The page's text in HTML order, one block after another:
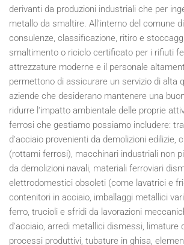
derivanti da produzioni industriali che per
metallo da smaltire. All'interno del comune
consulenze, classificazione, ritiro e
smaltimento o riciclo certificato per i rifiuti
attrezzature moderne e il personale
permettono di assicurare un servizio di alta
aziende che desiderano mantenere una
ridurre l'impatto ambientale delle proprie
ferrosi che gestiamo possiamo includere:
d'acciaio provenienti da demolizioni edilizie,
(rottami ferrosi), macchinari industriali non
da demolizioni navali, materiali ferroviari
elettrodomestici obsoleti (come lavatrici e
contenitori in acciaio, imballaggi metallici
ferro, trucioli e sfridi da lavorazioni
d'acciaio, arredi metallici dismessi, limature
processi produttivi, tubature in ghisa,